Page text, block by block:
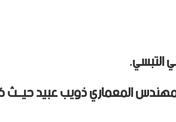
التبسي.
المعماري ذويب عبيد